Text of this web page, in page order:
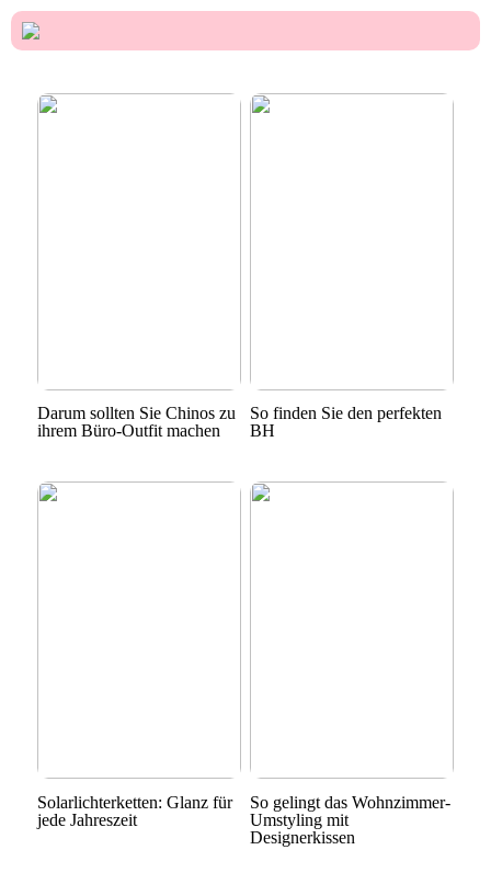
Darum sollten Sie Chinos zu
ihrem Büro-Outfit machen
So finden Sie den perfekten
BH
Solarlichterketten: Glanz für
jede Jahreszeit
So gelingt das Wohnzimmer-
Umstyling mit
Designerkissen